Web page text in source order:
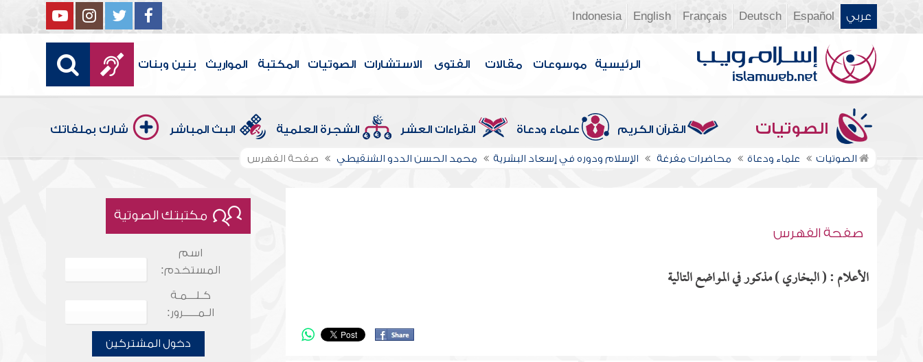
عربي Español
Deutsch
Français
English
Indonesia
الرئيسية موسوعات مقالات الفتوى الاستشارات الصوتيات المكتبة المواريث بنين وبنات
الصوتيات القرآن الكريم علماء ودعاة القراءات العشر الشجرة العلمية البث المباشر شارك بملفاتك
الصوتيات علماء ودعاة محاضرات مفرغة الإسلام ودوره في إسعاد البشرية محمد الحسن الددو الشنقيطي صفحة الفهرس
صفحة الفهرس
الأعلام : ( البخاري ) مذكور في المواضع التالية
مكتبتك الصوتية
اسم
المستخدم:
كـلـــمـة
الـمـــــرور:
دخول المشتركين